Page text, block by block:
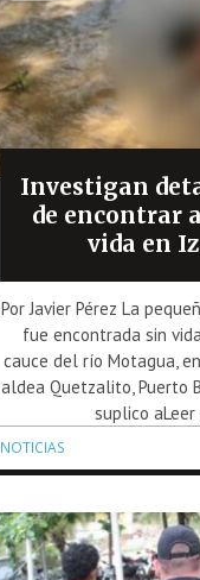
Investigan
de encontrar
vida en
Por Javier Pérez La
fue encontrada sin
cauce del río Motagua,
aldea Quetzalito, Puerto
suplico aLeer
NOTICIAS